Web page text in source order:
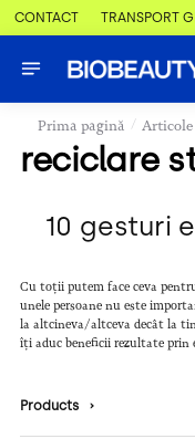
CONTACT TRANSPORT
Prima pagină / Articole
reciclare
10 gesturi
Cu toții putem face ceva
unele persoane nu este
la altcineva/altceva decât la
îți aduc beneficii rezultate prin
Products ›